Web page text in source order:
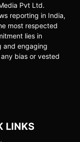
Pvt Ltd.
reporting in India,
most respected
lies in
and engaging
bias or vested
LINKS